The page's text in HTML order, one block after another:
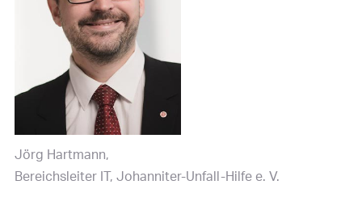
Jörg Hartmann
Bereichsleiter IT, Johanniter-Unfall-Hilfe e. V.